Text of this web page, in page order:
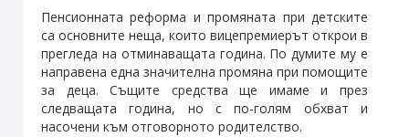
Пенсионната реформа и промяната при детските
са основните неща, които вицепремиерът открои в
прегледа на отминаващата година. По думите му е
направена една значителна промяна при помощите
за деца. Същите средства ще имаме и през
следващата година, но с по-голям обхват и
насочени към отговорното родителство.